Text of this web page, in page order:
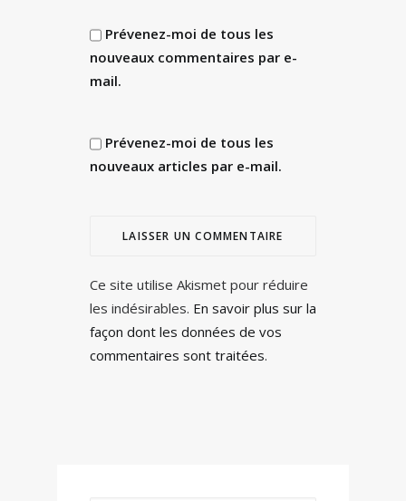
Prévenez-moi de tous les
nouveaux commentaires par e-
mail.
Prévenez-moi de tous les
nouveaux articles par e-mail.
Ce site utilise Akismet pour réduire
les indésirables. En savoir plus sur la
façon dont les données de vos
commentaires sont traitées.